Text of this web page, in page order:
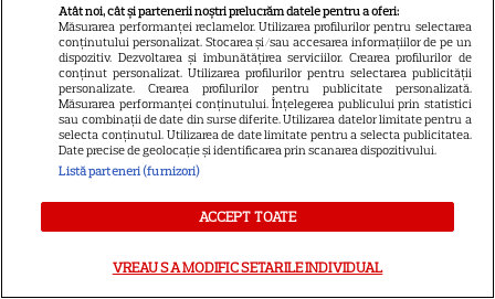
NETFLIX
Noutăți Netflix în august 2026:
Robert De Niro, „Nosferatu” și
noile sezoane din „Outer
singurătate”
VEDETE STRĂINE
Atât noi, cât și partenerii noștri prelucrăm datele pentru a oferi:
Măsurarea performanței reclamelor. Utilizarea profilurilor pentru selectarea
conținutului personalizat. Stocarea și/sau accesarea informațiilor de pe un
dispozitiv. Dezvoltarea și îmbunătățirea serviciilor. Crearea profilurilor de
conținut personalizat. Utilizarea profilurilor pentru selectarea publicității
personalizate. Crearea profilurilor pentru publicitate personalizată.
Măsurarea performanței conținutului. Înțelegerea publicului prin statistici
sau combinații de date din surse diferite. Utilizarea datelor limitate pentru a
selecta conținutul. Utilizarea de date limitate pentru a selecta publicitatea.
Date precise de geolocație și identificarea prin scanarea dispozitivului.
Listă parteneri (furnizori)
ACCEPT TOATE
VREAU SA MODIFIC SETARILE INDIVIDUAL